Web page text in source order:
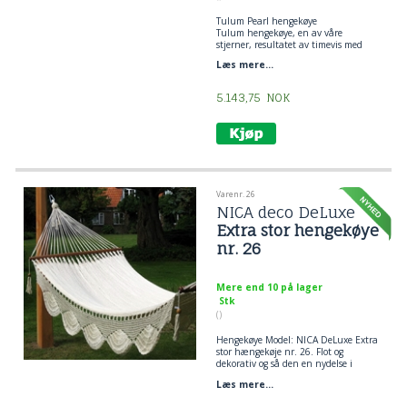
Tulum Pearl hengekøye
Tulum hengekøye, en av våre
stjerner, resultatet av timevis med
designere, vakre og robuste dusker
stoff som i tillegg til å være behagelig,
gjør det til et kunstverk som vil stjele
innendørs bruk, 100 % bomull.
Vekt: 10 kg.
Total lengde fra ende til ende: 4,2 Mt.
Minste avstand for å henge den: 3,5
Mt.
Max: 600 k
Læs mere...
5.143,75 NOK
Varenr. 26
NICA deco DeLuxe
Extra stor hengekøye
nr. 26
Mere end 10 på lager
Stk
()
Hengekøye Model: NICA DeLuxe Extra
stor hængekøje nr. 26. Flot og
dekorativ og så den en nydelse i
brugskunst, skøn at ligge i og smuk
Læs mere...